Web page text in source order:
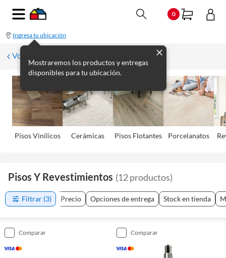
0
Ingresa tu ubicación
Mostraremos los productos y entregas
disponibles para tu ubicación.
Volver
Pisos Viní­licos Cerámicas Pisos Flotantes Porcelanatos
Pisos Y Revestimientos (12productos)
Filtrar (3) Precio Opciones de entrega Stock en tienda
comparar comparar